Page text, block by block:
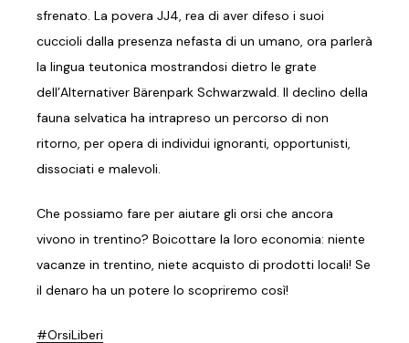
sfrenato. La povera JJ4, rea di aver difeso i suoi
cuccioli dalla presenza nefasta di un umano, ora parlerà
la lingua teutonica mostrandosi dietro le grate
dell’Alternativer Bärenpark Schwarzwald. Il declino della
fauna selvatica ha intrapreso un percorso di non
ritorno, per opera di individui ignoranti, opportunisti,
dissociati e malevoli.
Che possiamo fare per aiutare gli orsi che ancora
vivono in trentino? Boicottare la loro economia: niente
vacanze in trentino, niete acquisto di prodotti locali! Se
il denaro ha un potere lo scopriremo così!
#OrsiLiberi